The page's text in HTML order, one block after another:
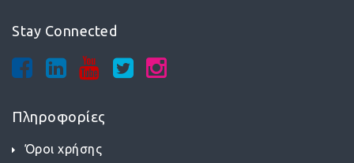
Stay Connected
Πληροφορίες
Όροι χρήσης